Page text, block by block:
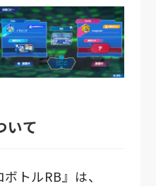
いて
トルRB』は、